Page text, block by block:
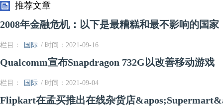
推荐文章
2008年金融危机：以下是最糟糕和最不影响的国家
栏目： 国际 / 时间：2021-09-16
Qualcomm宣布Snapdragon 732G以改善移动游戏
栏目： 国际 / 时间：2021-09-04
Flipkart在孟买推出在线杂货店